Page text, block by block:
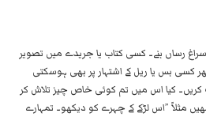
رساں بنے۔ کسی کتاب یا جریدے میں تصویر
کسی بس یا ریل کے اشتہار پر بھی ہوسکتی
کریں۔ کیا اس میں تم کوئی خاص چیز تلاش کر
مثلاً ”اس لڑکے کے چہرے کو دیکھو۔ تمہارے